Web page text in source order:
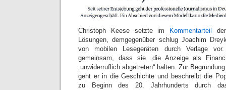
Christoph Keese setzte im Kommentarteil
Lösungen, demgegenüber schlug Joachim
von mobilen Lesegeräten durch Verlage
gemeinsam, dass sie „die Anzeige als
„unwiderruflich abgetreten“ halten. Zur
geht er in die Geschichte und beschreibt die
zu Beginn des 20. Jahrhunderts durch